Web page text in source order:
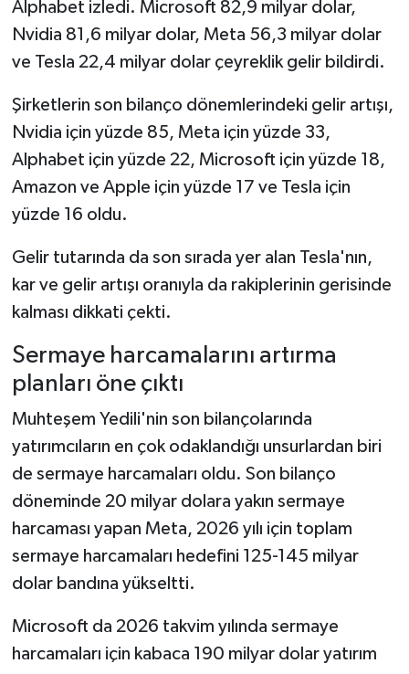
Alphabet izledi. Microsoft 82,9 milyar dolar,
Nvidia 81,6 milyar dolar, Meta 56,3 milyar dolar
ve Tesla 22,4 milyar dolar çeyreklik gelir bildirdi.
Şirketlerin son bilanço dönemlerindeki gelir artışı,
Nvidia için yüzde 85, Meta için yüzde 33,
Alphabet için yüzde 22, Microsoft için yüzde 18,
Amazon ve Apple için yüzde 17 ve Tesla için
yüzde 16 oldu.
Gelir tutarında da son sırada yer alan Tesla'nın,
kar ve gelir artışı oranıyla da rakiplerinin gerisinde
kalması dikkati çekti.
Sermaye harcamalarını artırma
planları öne çıktı
Muhteşem Yedili'nin son bilançolarında
yatırımcıların en çok odaklandığı unsurlardan biri
de sermaye harcamaları oldu. Son bilanço
döneminde 20 milyar dolara yakın sermaye
harcaması yapan Meta, 2026 yılı için toplam
sermaye harcamaları hedefini 125-145 milyar
dolar bandına yükseltti.
Microsoft da 2026 takvim yılında sermaye
harcamaları için kabaca 190 milyar dolar yatırım